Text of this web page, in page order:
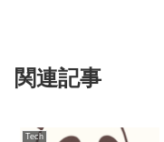
関連記事
Tech